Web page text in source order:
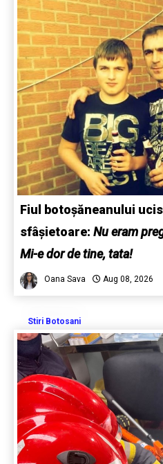
Fiul botoșăneanului
sfâșietoare: Nu eram
Mi-e dor de tine, tata!
Oana Sava Aug 08, 2026
Stiri Botosani